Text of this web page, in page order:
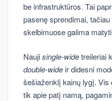
be infrastruktūros. Tai
pasenę sprendimai,
skelbimuose galima
Naujisingle-widetreileriai
double-wide ir didesni
šešiaženklį kainų lygį. Vis
tik apie patį namą,